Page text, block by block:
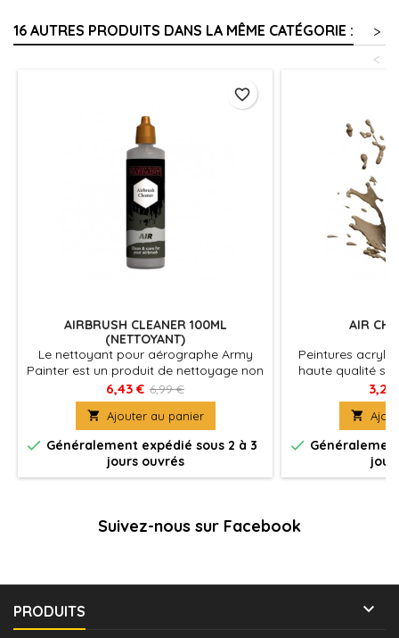
16 AUTRES PRODUITS DANS LA MÊME CATÉGORIE :
>
<
AIRBRUSH CLEANER 100ML
(NETTOYANT)
Le nettoyant pour aérographe Army
Painter est un produit de nettoyage non
toxique à base d'eau spécialement
formulé pour éliminer tout résidu de
peinture acrylique des zones difficiles
d'accès de votre aérographe. Le
nettoyeur d'aérographe assure une
performance optimale à long terme de
votre aérographe.
6,43 € 6,99 €
 Ajouter au panier
 Généralement expédié sous 2 à 3
jours ouvrés
favorite_border
AIR
Peintures
haute qualité
pour aller 3,22


Suivez-nous sur Facebook
PRODUITS 